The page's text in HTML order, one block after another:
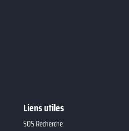
Liens utiles
SOS Recherche